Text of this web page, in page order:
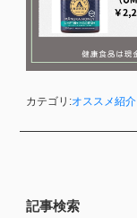
カテゴリ:オススメ紹介
記事検索